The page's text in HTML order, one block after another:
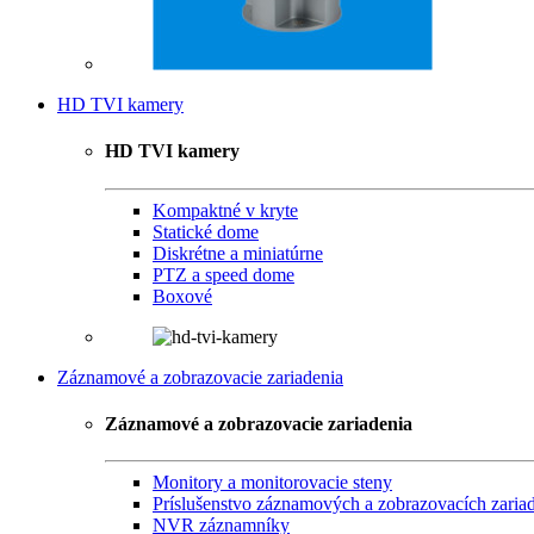
HD TVI kamery
HD TVI kamery
Kompaktné v kryte
Statické dome
Diskrétne a miniatúrne
PTZ a speed dome
Boxové
Záznamové a zobrazovacie zariadenia
Záznamové a zobrazovacie zariadenia
Monitory a monitorovacie steny
Príslušenstvo záznamových a zobrazovacích
NVR záznamníky